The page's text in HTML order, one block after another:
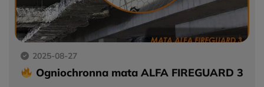
2025-08-27
Ogniochronna mata ALFA FIREGUARD 3